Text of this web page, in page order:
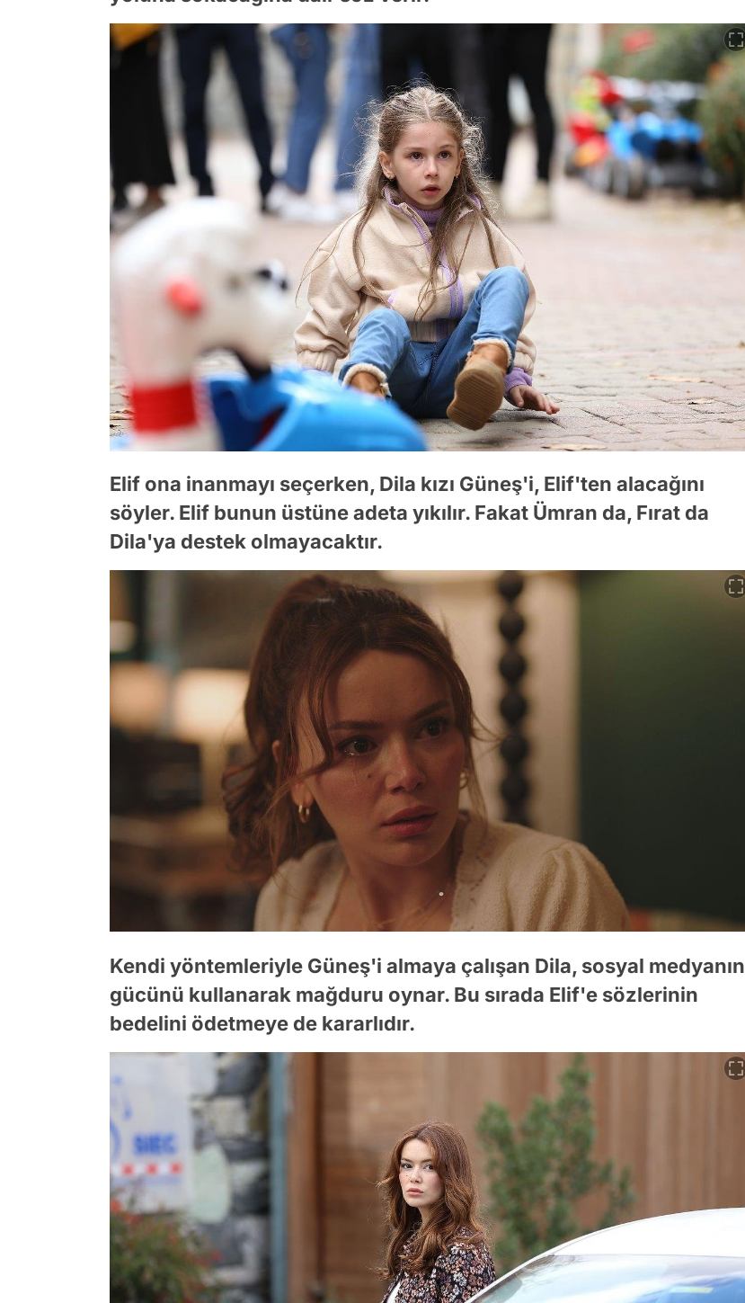
Elif ona inanmayı seçerken, Dila kızı Güneş'i, Elif'ten alacağını
söyler. Elif bunun üstüne adeta yıkılır. Fakat Ümran da, Fırat da
Dila'ya destek olmayacaktır.
Kendi yöntemleriyle Güneş'i almaya çalışan Dila, sosyal medyanın
gücünü kullanarak mağduru oynar. Bu sırada Elif'e sözlerinin
bedelini ödetmeye de kararlıdır.